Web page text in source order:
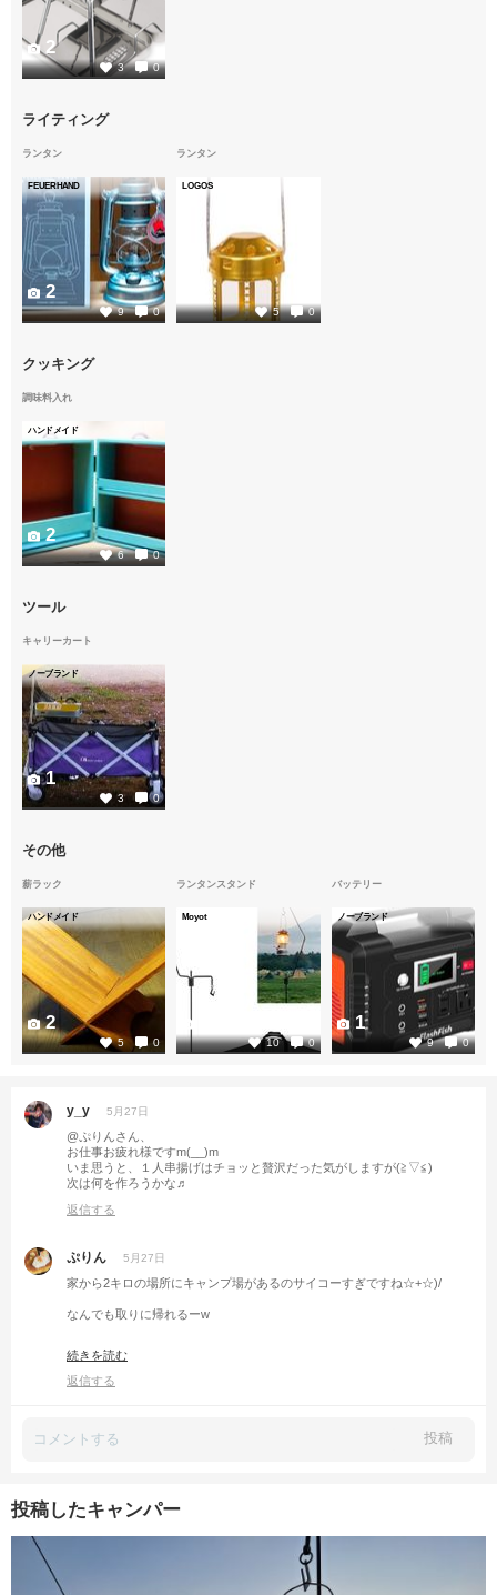
3 0
2
ライティング
ランタン
FEUERHAND
9 0
2
ランタン
LOGOS
5 0
クッキング
調味料入れ
ハンドメイド
6 0
2
ツール
キャリーカート
ノーブランド
3 0
1
その他
薪ラック
ハンドメイド
5 0
2
ランタンスタンド
Moyot
10 0
バッテリー
ノーブランド
9 0
1
y_y 5月27日
@ぷりんさん、
お仕事お疲れ様ですm(__)m
いま思うと、１人串揚げはチョッと贅沢だった気がしますが(≧▽≦)
次は何を作ろうかな♬
返信する
ぷりん 5月27日
家から2キロの場所にキャンプ場があるのサイコーすぎですね☆+☆)/
なんでも取りに帰れるーw
あー、食べたい！！
(今仕事ちうの6時なもんで😅)
続きを読む
返信する
投稿
投稿したキャンパー